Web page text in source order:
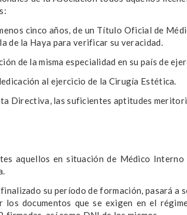
cinco años, de un Título Oficial de
de la Haya para verificar su veracidad.
de la misma especialidad en su país de
al ejercicio de la Cirugía Estética.
Directiva, las suficientes aptitudes
aquellos en situación de Médico
su período de formación, pasará
documentos que se exigen en el